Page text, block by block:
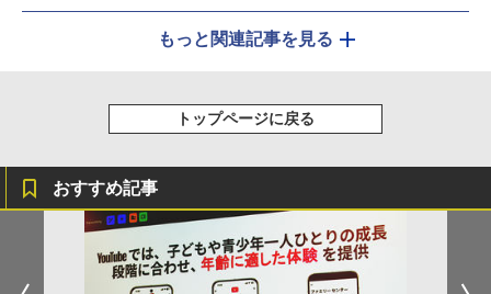
もっと関連記事を見る
トップページに戻る
おすすめ記事